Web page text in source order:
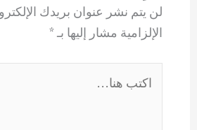
لن يتم نشر عنوان بريدك
الإلزامية مشار إليها بـ*
هنا...